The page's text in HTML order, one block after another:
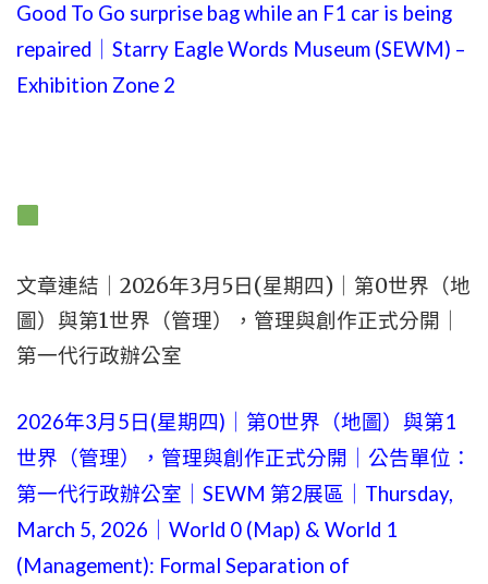
Good To Go surprise bag while an F1 car is being
repaired｜Starry Eagle Words Museum (SEWM) –
Exhibition Zone 2
文章連結｜2026年3月5日(星期四)｜第0世界（地
圖）與第1世界（管理），管理與創作正式分開｜
第一代行政辦公室
2026年3月5日(星期四)｜第0世界（地圖）與第1
世界（管理），管理與創作正式分開｜公告單位：
第一代行政辦公室｜SEWM 第2展區｜Thursday,
March 5, 2026｜World 0 (Map) & World 1
(Management): Formal Separation of